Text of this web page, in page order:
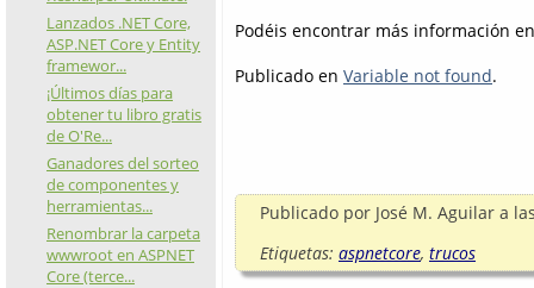
Lanzados .NET Core,
ASP.NET Core y Entity
framewor...
¡Últimos días para
obtener tu libro gratis
de O'Re...
Ganadores del sorteo
de componentes y
herramientas...
Renombrar la carpeta
wwwroot en ASPNET
Core (terce...
Podéis encontrar más información
Publicado en Variable not found.
Publicado por José M. Aguilar a
Etiquetas: aspnetcore, trucos